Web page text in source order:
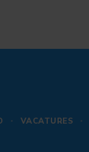
VACATURES